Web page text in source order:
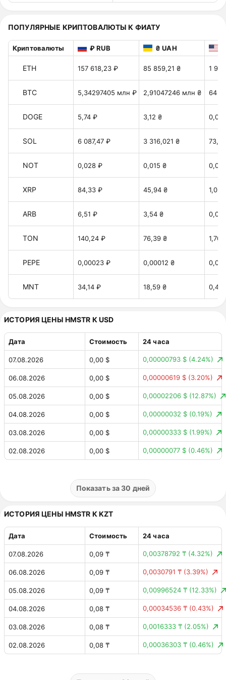
ПОПУЛЯРНЫЕ КРИПТОВАЛЮТЫ К ФИАТУ
Криптовалюты ₽ RUB ₴ UAH
ETH 157 618,23 ₽ 85 859,21 ₴ 1
BTC 5,34297405 млн ₽ 2,91047246 млн ₴ 64
DOGE 5,74 ₽ 3,12 ₴
SOL 6 087,47 ₽ 3 316,021 ₴
NOT 0,028 ₽ 0,015 ₴
XRP 84,33 ₽ 45,94 ₴
ARB 6,51 ₽ 3,54 ₴
TON 140,24 ₽ 76,39 ₴ 1,70
PEPE 0,00023 ₽ 0,00012 ₴
MNT 34,14 ₽ 18,59 ₴ 0,41
ИСТОРИЯ ЦЕНЫ HMSTR К USD
Дата Стоимость 24 часа
07.08.2026 0,00 $ 0,00000793 $ (4.24%)
06.08.2026 0,00 $ 0,00000619 $ (3.20%)
05.08.2026 0,00 $ 0,00002206 $ (12.87%)
04.08.2026 0,00 $ 0,00000032 $ (0.19%)
03.08.2026 0,00 $ 0,00000333 $ (1.99%)
02.08.2026 0,00 $ 0,00000077 $ (0.46%)
0,00 $ 0,0000041 $
28.07.2026 0,00000401 $
0,00 $ 0,00000691 $ (3.84%)
0,00 $ 0,00000212 $ (1.19%)
0,00 $ 0,0000007 $ (0.40%)
0,00 $ 0,00000293 $ (1.63%)
0,00 $ 0,00000056 $ (0.31%)
0,00 $ 0,0000022 $ (1.21%)
Показать за 30 дней
ИСТОРИЯ ЦЕНЫ HMSTR К KZT
Дата Стоимость 24 часа
07.08.2026 0,09 ₸ 0,00378792 ₸ (4.32%)
06.08.2026 0,09 ₸ 0,0030791 ₸ (3.39%)
05.08.2026 0,09 ₸ 0,00996524 ₸ (12.33%)
04.08.2026 0,08 ₸ 0,00034536 ₸ (0.43%)
03.08.2026 0,08 ₸ 0,0016333 ₸ (2.05%)
02.08.2026 0,08 ₸ 0,00036303 ₸ (0.46%)